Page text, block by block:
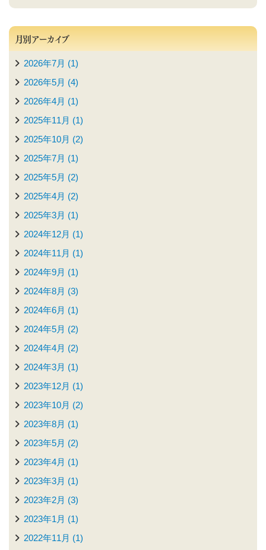
月別アーカイブ
2026年7月 (1)
2026年5月 (4)
2026年4月 (1)
2025年11月 (1)
2025年10月 (2)
2025年7月 (1)
2025年5月 (2)
2025年4月 (2)
2025年3月 (1)
2024年12月 (1)
2024年11月 (1)
2024年9月 (1)
2024年8月 (3)
2024年6月 (1)
2024年5月 (2)
2024年4月 (2)
2024年3月 (1)
2023年12月 (1)
2023年10月 (2)
2023年8月 (1)
2023年5月 (2)
2023年4月 (1)
2023年3月 (1)
2023年2月 (3)
2023年1月 (1)
2022年11月 (1)